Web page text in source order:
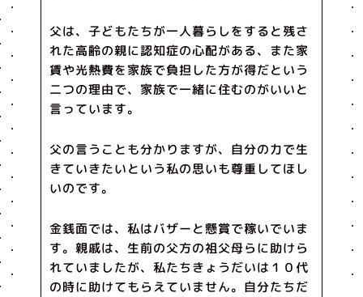
父は、子どもたちが一人暮らしをすると残さ
れた高齢の親に認知症の心配がある、また家
賃や光熱費を家族で負担した方が得だという
二つの理由で、家族で一緒に住むのがいいと
言っています。
父の言うことも分かりますが、自分の力で生
きていきたいという私の思いも尊重してほし
いのです。
金銭面では、私はバザーと懸賞で稼いでいま
す。親戚は、生前の父方の祖父母らに助けら
れていましたが、私たちきょうだいは１０代
の時に助けてもらえていません。自分たちだ